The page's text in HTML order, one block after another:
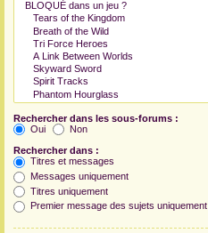
Rechercher dans les sous-forums :
Oui
Non
Rechercher dans :
Titres et messages
Messages uniquement
Titres uniquement
Premier message des sujets uniquement